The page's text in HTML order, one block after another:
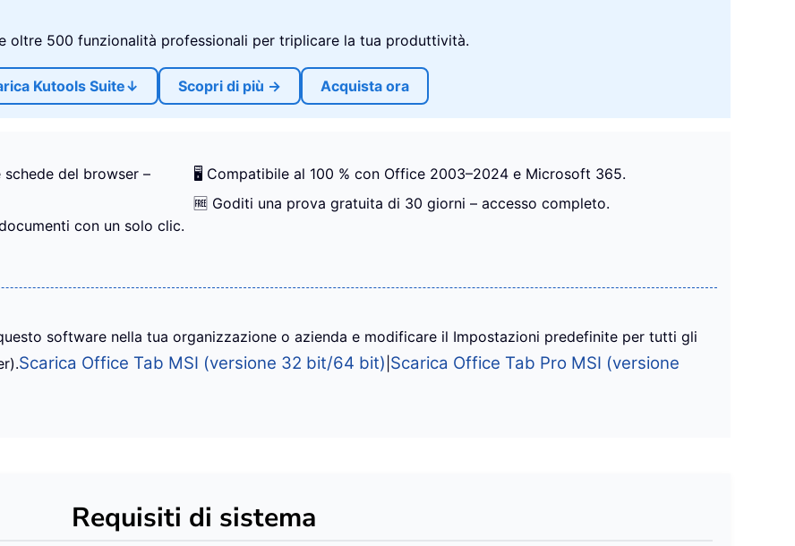
oltre 500 funzionalità professionali per triplicare la tua produttività.
Kutools Suite↓ Scopri di più → Acquista ora
schede del browser –
con un solo clic.
🖥️ Compatibile al 100 % con Office 2003–2024 e Microsoft 365.
🆓 Goditi una prova gratuita di 30 giorni – accesso completo.
software nella tua organizzazione o azienda e modificare il Impostazioni predefinite per tutti gli
Scarica Office Tab MSI (versione 32 bit/64 bit) Scarica Office Tab Pro MSI (versione
Requisiti di sistema